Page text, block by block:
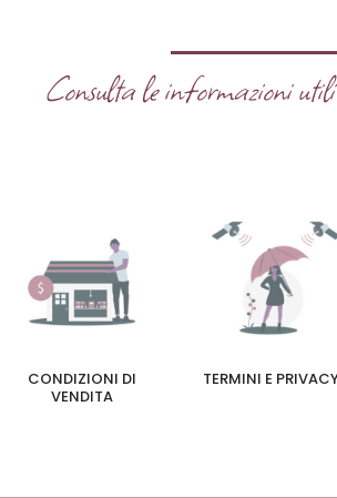
Consulta le informazioni
CONDIZIONI DI
VENDITA
TERMINI E